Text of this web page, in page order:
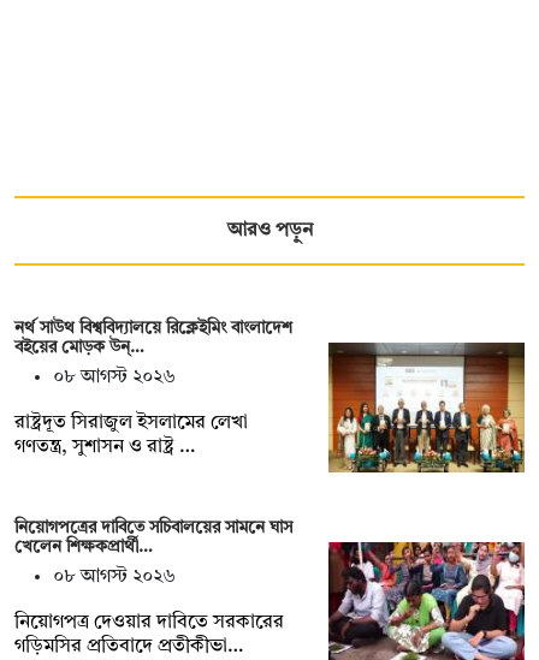
আরও পড়ুন
নর্থ সাউথ বিশ্ববিদ্যালয়ে রিক্লেইমিং বাংলাদেশ
বইয়ের মোড়ক উন্…
০৮ আগস্ট ২০২৬
রাষ্ট্রদূত সিরাজুল ইসলামের লেখা
গণতন্ত্র, সুশাসন ও রাষ্ট্র …
নিয়োগপত্রের দাবিতে সচিবালয়ের সামনে ঘাস
খেলেন শিক্ষকপ্রার্থী…
০৮ আগস্ট ২০২৬
নিয়োগপত্র দেওয়ার দাবিতে সরকারের
গড়িমসির প্রতিবাদে প্রতীকীভা…